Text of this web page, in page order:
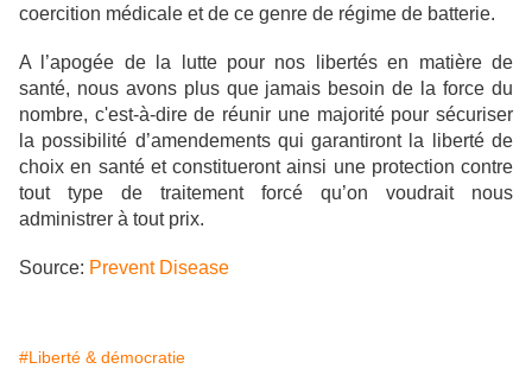
coercition médicale et de ce genre de régime de batterie.
A l’apogée de la lutte pour nos libertés en matière de
santé, nous avons plus que jamais besoin de la force du
nombre, c'est-à-dire de réunir une majorité pour sécuriser
la possibilité d’amendements qui garantiront la liberté de
choix en santé et constitueront ainsi une protection contre
tout type de traitement forcé qu’on voudrait nous
administrer à tout prix.
Source: Prevent Disease
#Liberté & démocratie